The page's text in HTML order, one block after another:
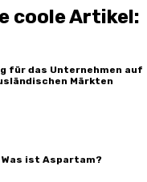
coole Artikel:
für das Unternehmen auf
Märkten
Was ist Aspartam?